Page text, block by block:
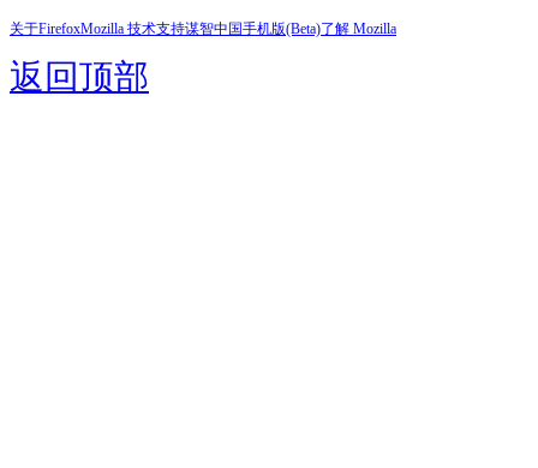
关于FirefoxMozilla 技术支持谋智中国手机版(Beta)了解 Mozilla
返回顶部